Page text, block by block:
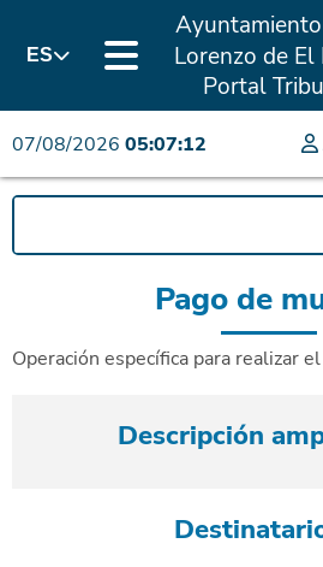
ES
Ayuntamiento de
Lorenzo de El
Portal
07/08/2026 05:07:12
Pago de
Operación específica para realizar
Descripción